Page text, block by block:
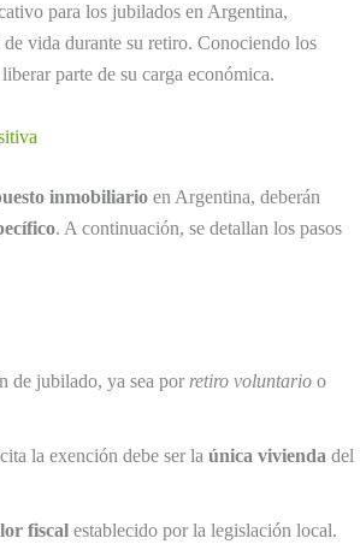
para los jubilados en Argentina,
vida durante su retiro. Conociendo los
parte de su carga económica.
inmobiliario en Argentina, deberán
. A continuación, se detallan los pasos
de jubilado, ya sea por retiro voluntario o
la exención debe ser la única vivienda del
fiscal establecido por la legislación local.